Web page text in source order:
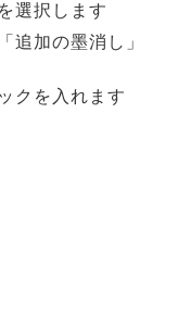
選択します
追加の墨消し」
クを入れます